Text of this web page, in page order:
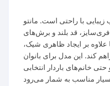
با راحتی است. مانتو
فری‌سایز، قد بلند و برش‌های
بر ایجاد ظاهری شیک،
کند. این مدل برای بانوان
خانم‌های باردار انتخابی